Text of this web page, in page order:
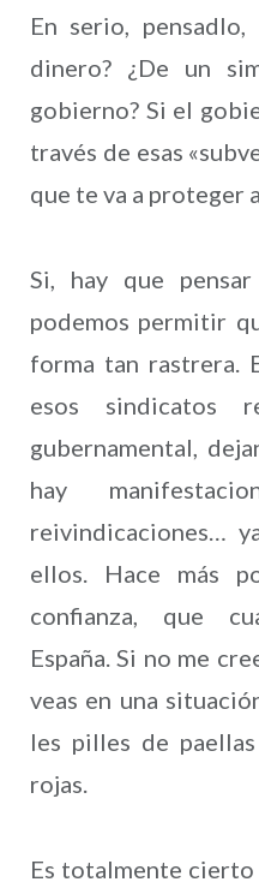
En serio,
dinero? ¿De un
gobierno? Si el
través de esas
que te va a proteger
Si, hay que
podemos permitir
forma tan rastrera.
esos sindicatos
gubernamental,
hay
reivindicaciones…
ellos. Hace más
confianza, que
España. Si no me
veas en una
les pilles de
rojas.
Es totalmente cierto